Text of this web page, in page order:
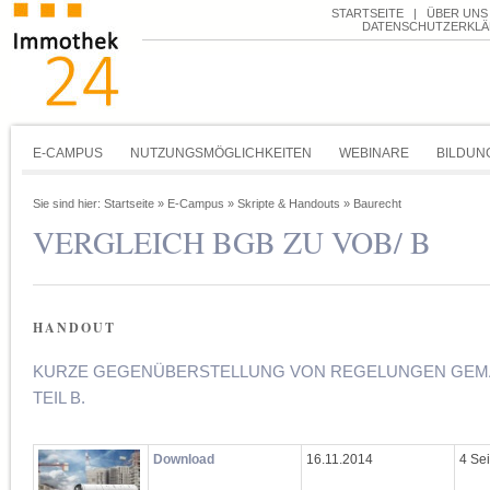
STARTSEITE |
ÜBER UNS
E-CAMPUS NUTZUNGSMÖGLICHKEITEN WEBINARE
Sie sind hier: Startseite » E-Campus » Skripte & Handouts » Baurecht
VERGLEICH BGB ZU VOB/ B
HANDOUT
KURZE GEGENÜBERSTELLUNG VON REGELUNGEN
EIL B.
Download 16.11.2014 4